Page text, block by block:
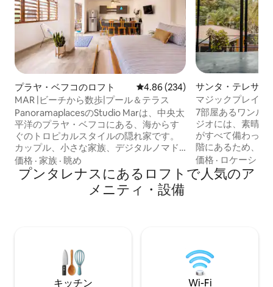
プラヤ・ベフコのロフト レビュー234件、5つ星中4.86つ
4.86 (234)
MAR |ビーチから数歩|プール＆テラス
PanoramaplacesのStudio Marは、中央太
平洋のプラヤ・ベフコにある、海からす
ぐのトロピカルスタイルの隠れ家です。
カップル、小さな家族、デジタルノマド
に最適です。 エアコン、Wi-Fi、設備が充
実した屋上テラス、バーベキュー＆共有
プール、無料のゲート付き駐車場を備え
た4人用の宿泊施設です。2階にあります
雰囲気とのつながりの中で、心のバラン
スを取り戻しましょう。
@panoramaplacesをフォローしてくださ
価格 · 家族 · 眺め
サンタ・テレサの
マジックプレイス
7部屋あるワンル
ジオには、素晴ら
がすべて備わって
階にあるため、階
す。 ビーチ、ス
徒歩圏内ですが、
プライベートな空
ROSADO、AZUL
BLANCO、
価格 · ロケーショ
プンタレナスにあるロフトで人気のア
メニティ・設備
キッチン Wi-Fi